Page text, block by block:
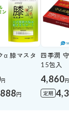
α 膝マスタ
円
円
四季潤
15包入
4,860円
定期